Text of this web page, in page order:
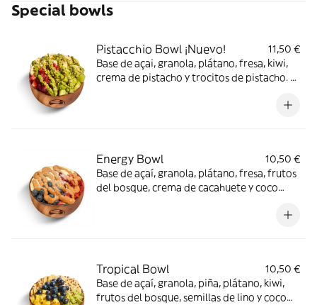
Special bowls
Pistacchio Bowl ¡Nuevo!
11,50 €
Base de açai, granola, plátano, fresa, kiwi,
crema de pistacho y trocitos de pistacho. Si
recomendamos que uses la opción de crea
Energy Bowl
10,50 €
Base de açaí, granola, plátano, fresa, frutos
del bosque, crema de cacahuete y coco
Tropical Bowl
10,50 €
Base de açaí, granola, piña, plátano, kiwi,
frutos del bosque, semillas de lino y coco